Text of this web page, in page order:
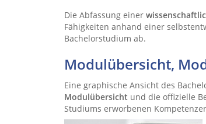
Die Abfassung einer
Fähigkeiten anhand einer
Bachelorstudium ab.
Modulübersicht,
Eine graphische Ansicht des
Modulübersicht und die offizielle
Studiums erworbenen